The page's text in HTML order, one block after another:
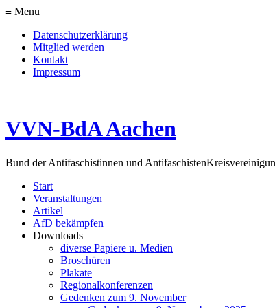
≡ Menu
Datenschutzerklärung
Mitglied werden
Kontakt
Impressum
VVN-BdA Aachen
Bund der Antifaschistinnen und Antifaschisten
Start
Veranstaltungen
Artikel
AfD bekämpfen
Downloads
diverse Papiere u. Medien
Broschüren
Plakate
Regionalkonferenzen
Gedenken zum 9. November